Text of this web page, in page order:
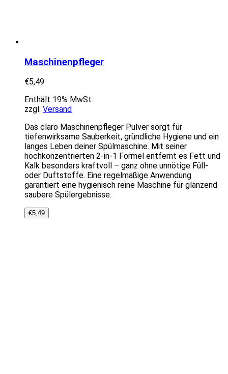
Maschinenpfleger
€5,49
Enthält 19% MwSt.
zzgl. Versand
Das claro Maschinenpfleger Pulver sorgt für
tiefenwirksame Sauberkeit, gründliche Hygiene und ein
langes Leben deiner Spülmaschine. Mit seiner
hochkonzentrierten 2-in-1 Formel entfernt es Fett und
Kalk besonders kraftvoll – ganz ohne unnötige Füll-
oder Duftstoffe. Eine regelmäßige Anwendung
garantiert eine hygienisch reine Maschine für glänzend
saubere Spülergebnisse.
€5,49